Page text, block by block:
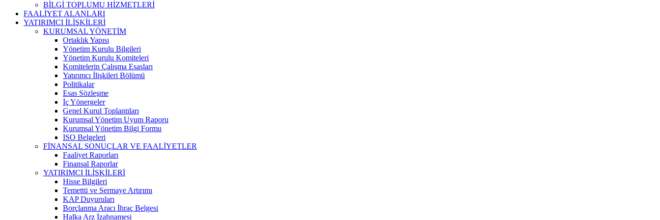
BİLGİ TOPLUMU HİZMETLERİ
FAALİYET ALANLARI
YATIRIMCI İLİŞKİLERİ
KURUMSAL YÖNETİM
Ortaklık Yapısı
Yönetim Kurulu Bilgileri
Yönetim Kurulu Komiteleri
Komitelerin Çalışma Esasları
Yatırımcı İlişkileri Bölümü
Politikalar
Esas Sözleşme
İç Yönergeler
Genel Kurul Toplantıları
Kurumsal Yönetim Uyum Raporu
Kurumsal Yönetim Bilgi Formu
ISO Belgeleri
FİNANSAL SONUÇLAR VE FAALİYETLER
Faaliyet Raporları
Finansal Raporlar
YATIRIMCI İLİŞKİLERİ
Hisse Bilgileri
Temettü ve Sermaye Artırımı
KAP Duyuruları
Borçlanma Aracı İhraç Belgesi
Halka Arz İzahnamesi